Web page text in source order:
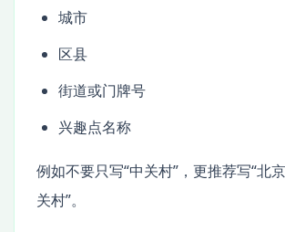
城市
区县
街道或门牌号
兴趣点名称
例如不要只写“中关村”，更推荐写“北
关村”。